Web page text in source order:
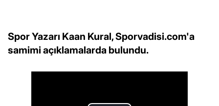
Spor Yazarı Kaan Kural, Sporvadisi.com'a
samimi açıklamalarda bulundu.